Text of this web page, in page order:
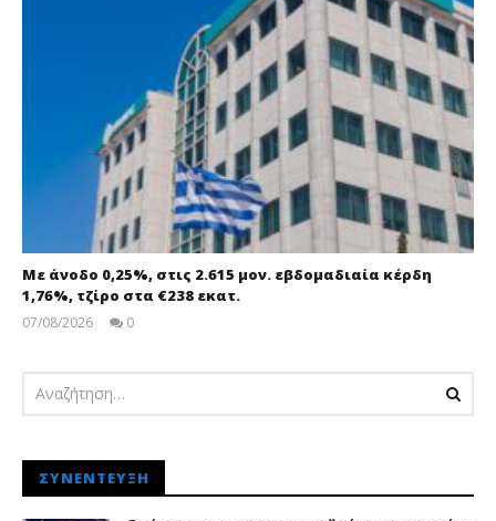
Με άνοδο 0,25%, στις 2.615 μον. εβδομαδιαία κέρδη
1,76%, τζίρο στα €238 εκατ.
07/08/2026
0
ΣΥΝΈΝΤΕΥΞΗ